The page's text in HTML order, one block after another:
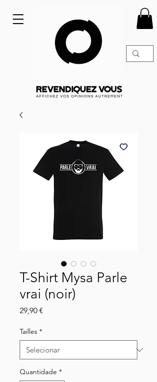
T-Shirt Mysa Parle
vrai (noir)
29,90 €
Tailles *
Quantidade *